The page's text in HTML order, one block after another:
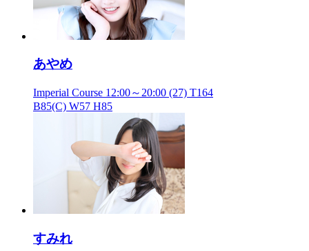
あやめ
Imperial Course 12:00～20:00 (27) T164
B85(C) W57 H85
すみれ